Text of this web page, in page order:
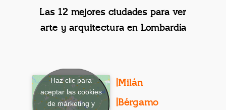
Las 12 mejores ciudades para ver
arte y arquitectura en Lombardía
Haz clic para
aceptar las cookies
de márketing y
|Milán
|Bérgamo